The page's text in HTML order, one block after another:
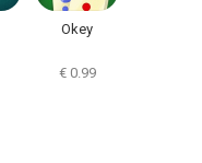
Okey
€ 0.99